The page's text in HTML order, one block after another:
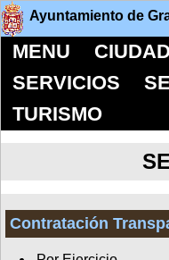
Ayuntamiento de
MENU CIUDAD
SERVICIOS
TURISMO
Contratación